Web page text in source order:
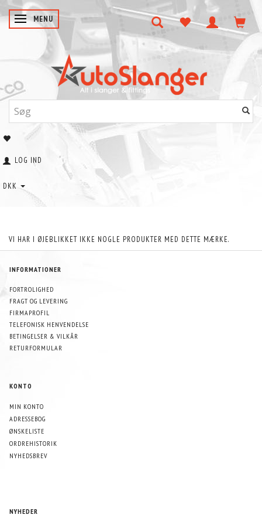
SKIFTE NAVIGATION
MENU
LOG IND
DKK
VI HAR I ØJEBLIKKET IKKE NOGLE PRODUKTER MED DETTE MÆRKE.
INFORMATIONER
FORTROLIGHED
FRAGT OG LEVERING
FIRMAPROFIL
TELEFONISK HENVENDELSE
BETINGELSER & VILKÅR
RETURFORMULAR
KONTO
MIN KONTO
ADRESSEBOG
ØNSKELISTE
ORDREHISTORIK
NYHEDSBREV
NYHEDER